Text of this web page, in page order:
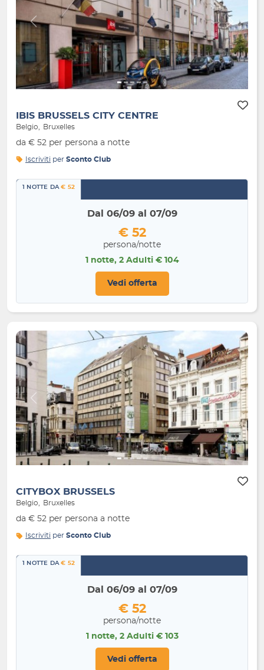
Indietro Avanti
IBIS BRUSSELS CITY CENTRE
Belgio Bruxelles
da € 52 per persona a notte
Iscriviti per Sconto Club
1 NOTTE DA€ 52
Dal 06/09 al 07/09
€ 52
persona/notte
1 notte, 2 Adulti € 104
Vedi offerta
Indietro Avanti
CITYBOX BRUSSELS
Belgio Bruxelles
da € 52 per persona a notte
Iscriviti per Sconto Club
1 NOTTE DA€ 52
Dal 06/09 al 07/09
€ 52
persona/notte
1 notte, 2 Adulti € 103
Vedi offerta